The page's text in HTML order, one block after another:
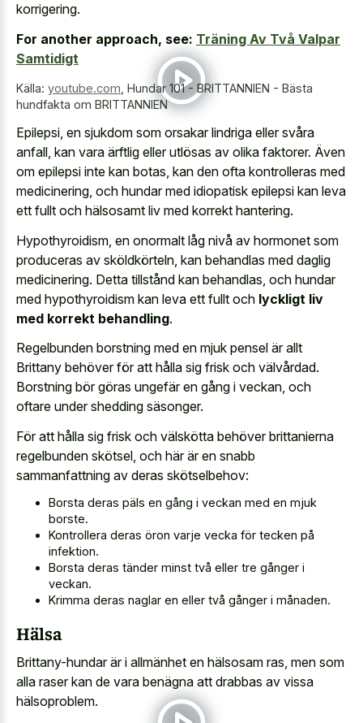
korrigering.
For another approach, see: Träning Av Två Valpar
Samtidigt
Källa: youtube.com Hundar 101 - BRITTANNIEN - Bästa
hundfakta om BRITTANNIEN
Epilepsi, en sjukdom som orsakar lindriga eller svåra
anfall, kan vara ärftlig eller utlösas av olika faktorer. Även
om epilepsi inte kan botas, kan den ofta kontrolleras med
medicinering, och hundar med idiopatisk epilepsi kan leva
ett fullt och hälsosamt liv med korrekt hantering.
Hypothyroidism, en onormalt låg nivå av hormonet som
produceras av sköldkörteln, kan behandlas med daglig
medicinering. Detta tillstånd kan behandlas, och hundar
med hypothyroidism kan leva ett fullt och lyckligt liv
med korrekt behandling.
Regelbunden borstning med en mjuk pensel är allt
Brittany behöver för att hålla sig frisk och välvårdad.
Borstning bör göras ungefär en gång i veckan, och
oftare under shedding säsonger.
För att hålla sig frisk och välskötta behöver brittanierna
regelbunden skötsel, och här är en snabb
sammanfattning av deras skötselbehov:
Borsta deras päls en gång i veckan med en mjuk
borste.
Kontrollera deras öron varje vecka för tecken på
infektion.
Borsta deras tänder minst två eller tre gånger i
veckan.
Krimma deras naglar en eller två gånger i månaden.
Hälsa
Brittany-hundar är i allmänhet en hälsosam ras, men som
alla raser kan de vara benägna att drabbas av vissa
hälsoproblem.